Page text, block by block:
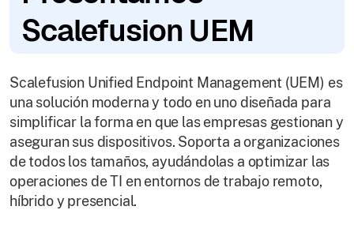
Scalefusion UEM
Scalefusion Unified Endpoint Management (UEM) es
una solución moderna y todo en uno diseñada para
simplificar la forma en que las empresas gestionan y
aseguran sus dispositivos. Soporta a organizaciones
de todos los tamaños, ayudándolas a optimizar las
operaciones de TI en entornos de trabajo remoto,
híbrido y presencial.